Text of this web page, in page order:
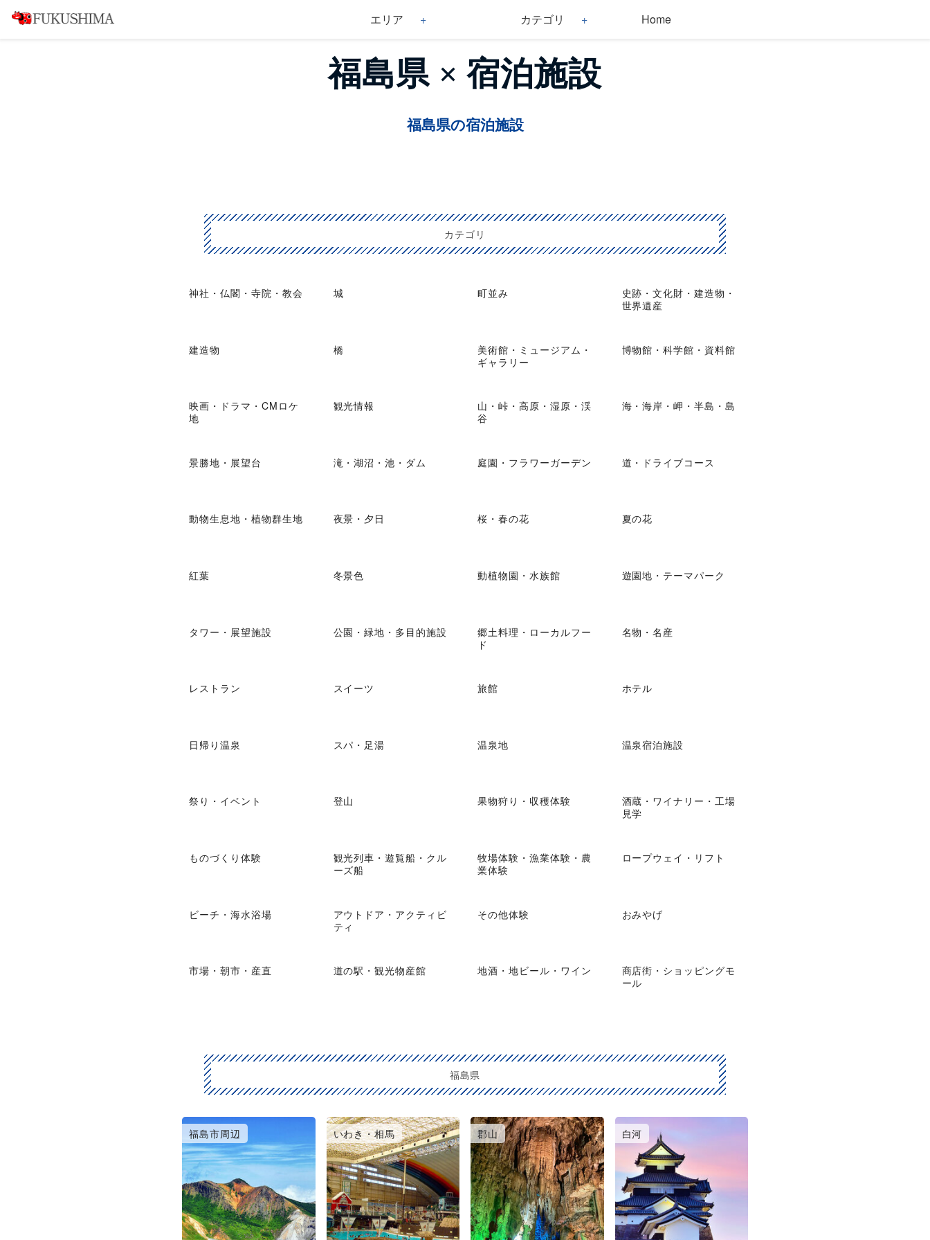
エリア カテゴリ Home
福島県 × 宿泊施設
福島県の宿泊施設
カテゴリ
神社・仏閣・寺院・教会 城 町並み
史跡・文化財・建造物・
世界遺産
建造物 橋
美術館・ミュージアム・
ギャラリー
博物館・科学館・資料館
映画・ドラマ・CMロケ
地
観光情報
山・峠・高原・湿原・渓
谷
海・海岸・岬・半島・島
景勝地・展望台 滝・湖沼・池・ダム 庭園・フラワーガーデン 道・ドライブコース
動物生息地・植物群生地 夜景・夕日 桜・春の花 夏の花
紅葉 冬景色 動植物園・水族館 遊園地・テーマパーク
タワー・展望施設 公園・緑地・多目的施設
郷土料理・ローカルフー
ド
名物・名産
レストラン スイーツ 旅館 ホテル
日帰り温泉 スパ・足湯 温泉地 温泉宿泊施設
祭り・イベント 登山 果物狩り・収穫体験
酒蔵・ワイナリー・工場
見学
ものづくり体験
観光列車・遊覧船・クル
ーズ船
牧場体験・漁業体験・農
業体験
ロープウェイ・リフト
ビーチ・海水浴場
アウトドア・アクティビ
ティ
その他体験 おみやげ
市場・朝市・産直 道の駅・観光物産館 地酒・地ビール・ワイン
商店街・ショッピングモ
ール
福島県
福島市周辺 いわき・相馬 郡山 白河